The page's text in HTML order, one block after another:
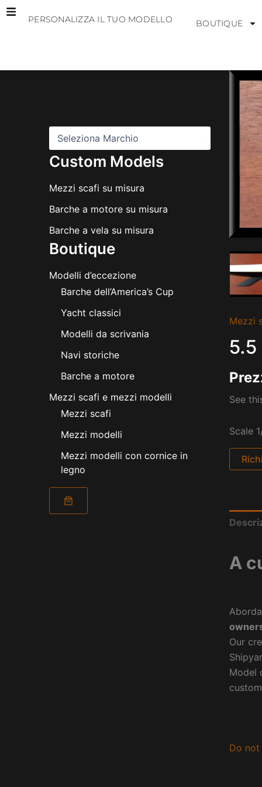
Vai
PERSONALIZZA IL TUO MODELLO BOUTIQUE
Custom Models
Mezzi scafi su misura
Barche a motore su misura
Barche a vela su misura
Boutique
Modelli d’eccezione
Barche dell’America’s Cup
Yacht classici
Modelli da scrivania
Navi storiche
Barche a motore
Mezzi scafi e mezzi modelli
Mezzi scafi
Mezzi modelli
Mezzi modelli con cornice in
legno
Mezzi
See
Scale
A
Our
Model
Do